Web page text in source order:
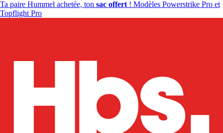
Ta paire Hummel achetée, ton sac offert ! Modèles Powerstrike Pro et
Topflight Pro